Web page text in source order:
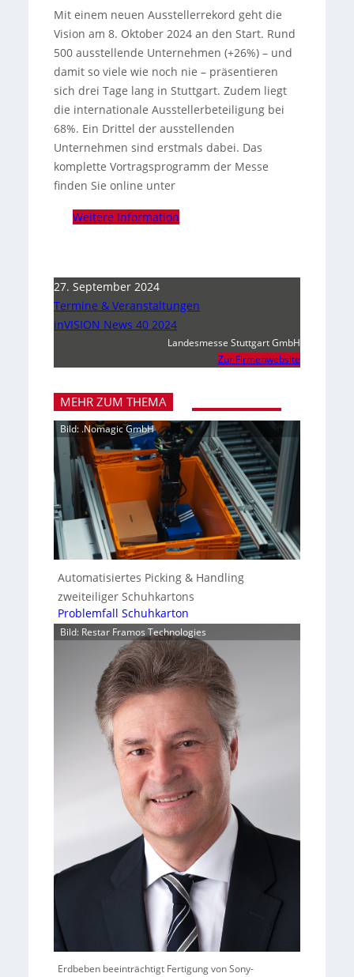
Mit einem neuen Ausstellerrekord geht die
Vision am 8. Oktober 2024 an den Start. Rund
500 ausstellende Unternehmen (+26%) – und
damit so viele wie noch nie – präsentieren
sich drei Tage lang in Stuttgart. Zudem liegt
die internationale Ausstellerbeteiligung bei
68%. Ein Drittel der ausstellenden
Unternehmen sind erstmals dabei. Das
komplette Vortragsprogramm der Messe
finden Sie online unter
Weitere Information
27. September 2024
Termine & Veranstaltungen
inVISION News 40 2024
Landesmesse Stuttgart GmbH
Zur Firmenwebsite
MEHR ZUM THEMA
Bild: .Nomagic GmbH
Automatisiertes Picking & Handling
zweiteiliger Schuhkartons
Problemfall Schuhkarton
Bild: Restar Framos Technologies
Erdbeben beeinträchtigt Fertigung von Sony-